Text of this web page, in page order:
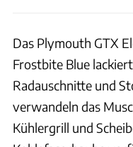
Das Plymouth GTX
Frostbite Blue
Radauschnitte und
verwandeln das
Kühlergrill und